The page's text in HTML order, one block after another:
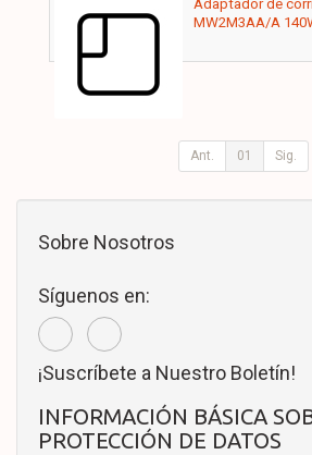
Adaptador de
MW2M3AA/A
Ant. 01 Sig.
Sobre Nosotros
Síguenos en:
¡Suscríbete a Nuestro Boletín!
INFORMACIÓN BÁSICA
PROTECCIÓN DE DATOS